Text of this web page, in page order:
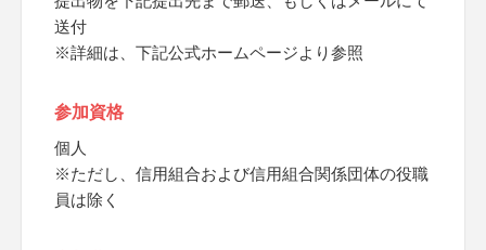
送付
※詳細は、下記公式ホームページより参照
参加資格
個人
※ただし、信用組合および信用組合関係団体の役職
員は除く